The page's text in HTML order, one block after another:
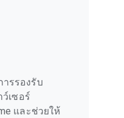
รรองรับ
ว์เซอร์
และช่วยให้